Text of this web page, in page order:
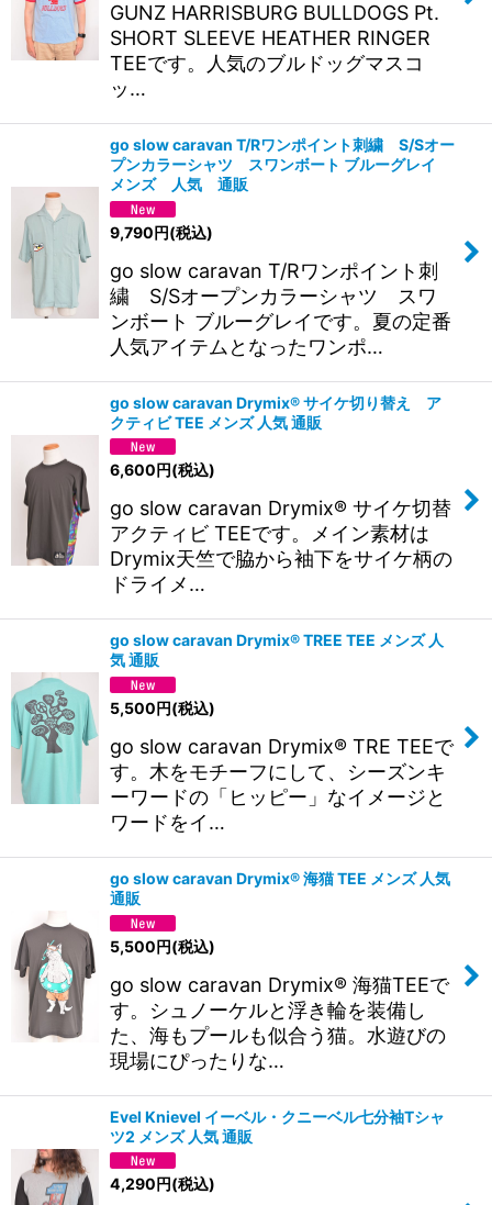
GUNZ HARRISBURG BULLDOGS Pt.
SHORT SLEEVE HEATHER RINGER
TEEです。人気のブルドッグマスコ
ッ…
go slow caravan T/Rワンポイント刺繍 S/Sオー
プンカラーシャツ スワンボート ブルーグレイ
メンズ 人気 通販
9,790円(税込)
go slow caravan T/Rワンポイント刺
繍 S/Sオープンカラーシャツ スワ
ンボート ブルーグレイです。夏の定番
人気アイテムとなったワンポ…
go slow caravan Drymix® サイケ切り替え ア
クティビ TEE メンズ 人気 通販
6,600円(税込)
go slow caravan Drymix® サイケ切替
アクティビ TEEです。メイン素材は
Drymix天竺で脇から袖下をサイケ柄の
ドライメ…
go slow caravan Drymix® TREE TEE メンズ 人
気 通販
5,500円(税込)
go slow caravan Drymix® TRE TEEで
す。木をモチーフにして、シーズンキ
ーワードの「ヒッピー」なイメージと
ワードをイ…
go slow caravan Drymix® 海猫 TEE メンズ 人気
通販
5,500円(税込)
go slow caravan Drymix® 海猫TEEで
す。シュノーケルと浮き輪を装備し
た、海もプールも似合う猫。水遊びの
現場にぴったりな…
Evel Knievel イーベル・クニーベル七分袖Tシャ
ツ2 メンズ 人気 通販
4,290円(税込)